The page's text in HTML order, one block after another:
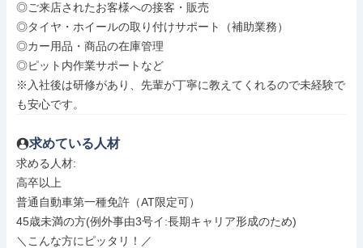
◎ご来店されたお客様への接客・販売
◎タイヤ・ホイールの取り付けサポート（補助業務）
◎カー用品・商品の在庫管理
◎ピット内作業サポートなど
※入社後は研修があり、先輩が丁寧に教えてくれるので未経験で
も安心です。
求めている人材
求める人材:
高卒以上
普通自動車第一種免許（AT限定可）
45歳未満の方(例外事由3号イ:長期キャリア形成のため)
＼こんな方にピッタリ！／